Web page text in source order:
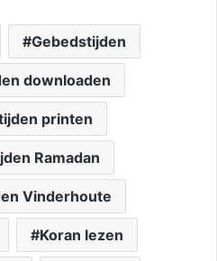
Gebedstijden
downloaden
printen
Ramadan
Vinderhoute
Koran lezen